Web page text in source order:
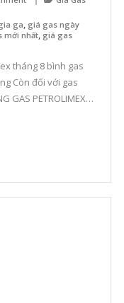
ga giá gas ngày
mới nhất, giá gas
tháng 8 bình gas
Còn đối với gas
GAS PETROLIMEX
SĐT: […]